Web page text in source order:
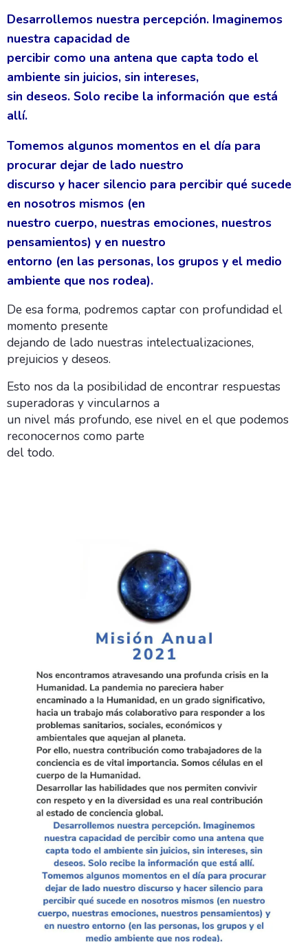
Desarrollemos nuestra percepción. Imaginemos
nuestra capacidad de
percibir como una antena que capta todo el
ambiente sin juicios, sin intereses,
sin deseos. Solo recibe la información que está
allí.
Tomemos algunos momentos en el día para
procurar dejar de lado nuestro
discurso y hacer silencio para percibir qué sucede
en nosotros mismos (en
nuestro cuerpo, nuestras emociones, nuestros
pensamientos) y en nuestro
entorno (en las personas, los grupos y el medio
ambiente que nos rodea).
De esa forma, podremos captar con profundidad el
momento presente
dejando de lado nuestras intelectualizaciones,
prejuicios y deseos.
Esto nos da la posibilidad de encontrar respuestas
superadoras y vincularnos a
un nivel más profundo, ese nivel en el que podemos
reconocernos como parte
del todo.